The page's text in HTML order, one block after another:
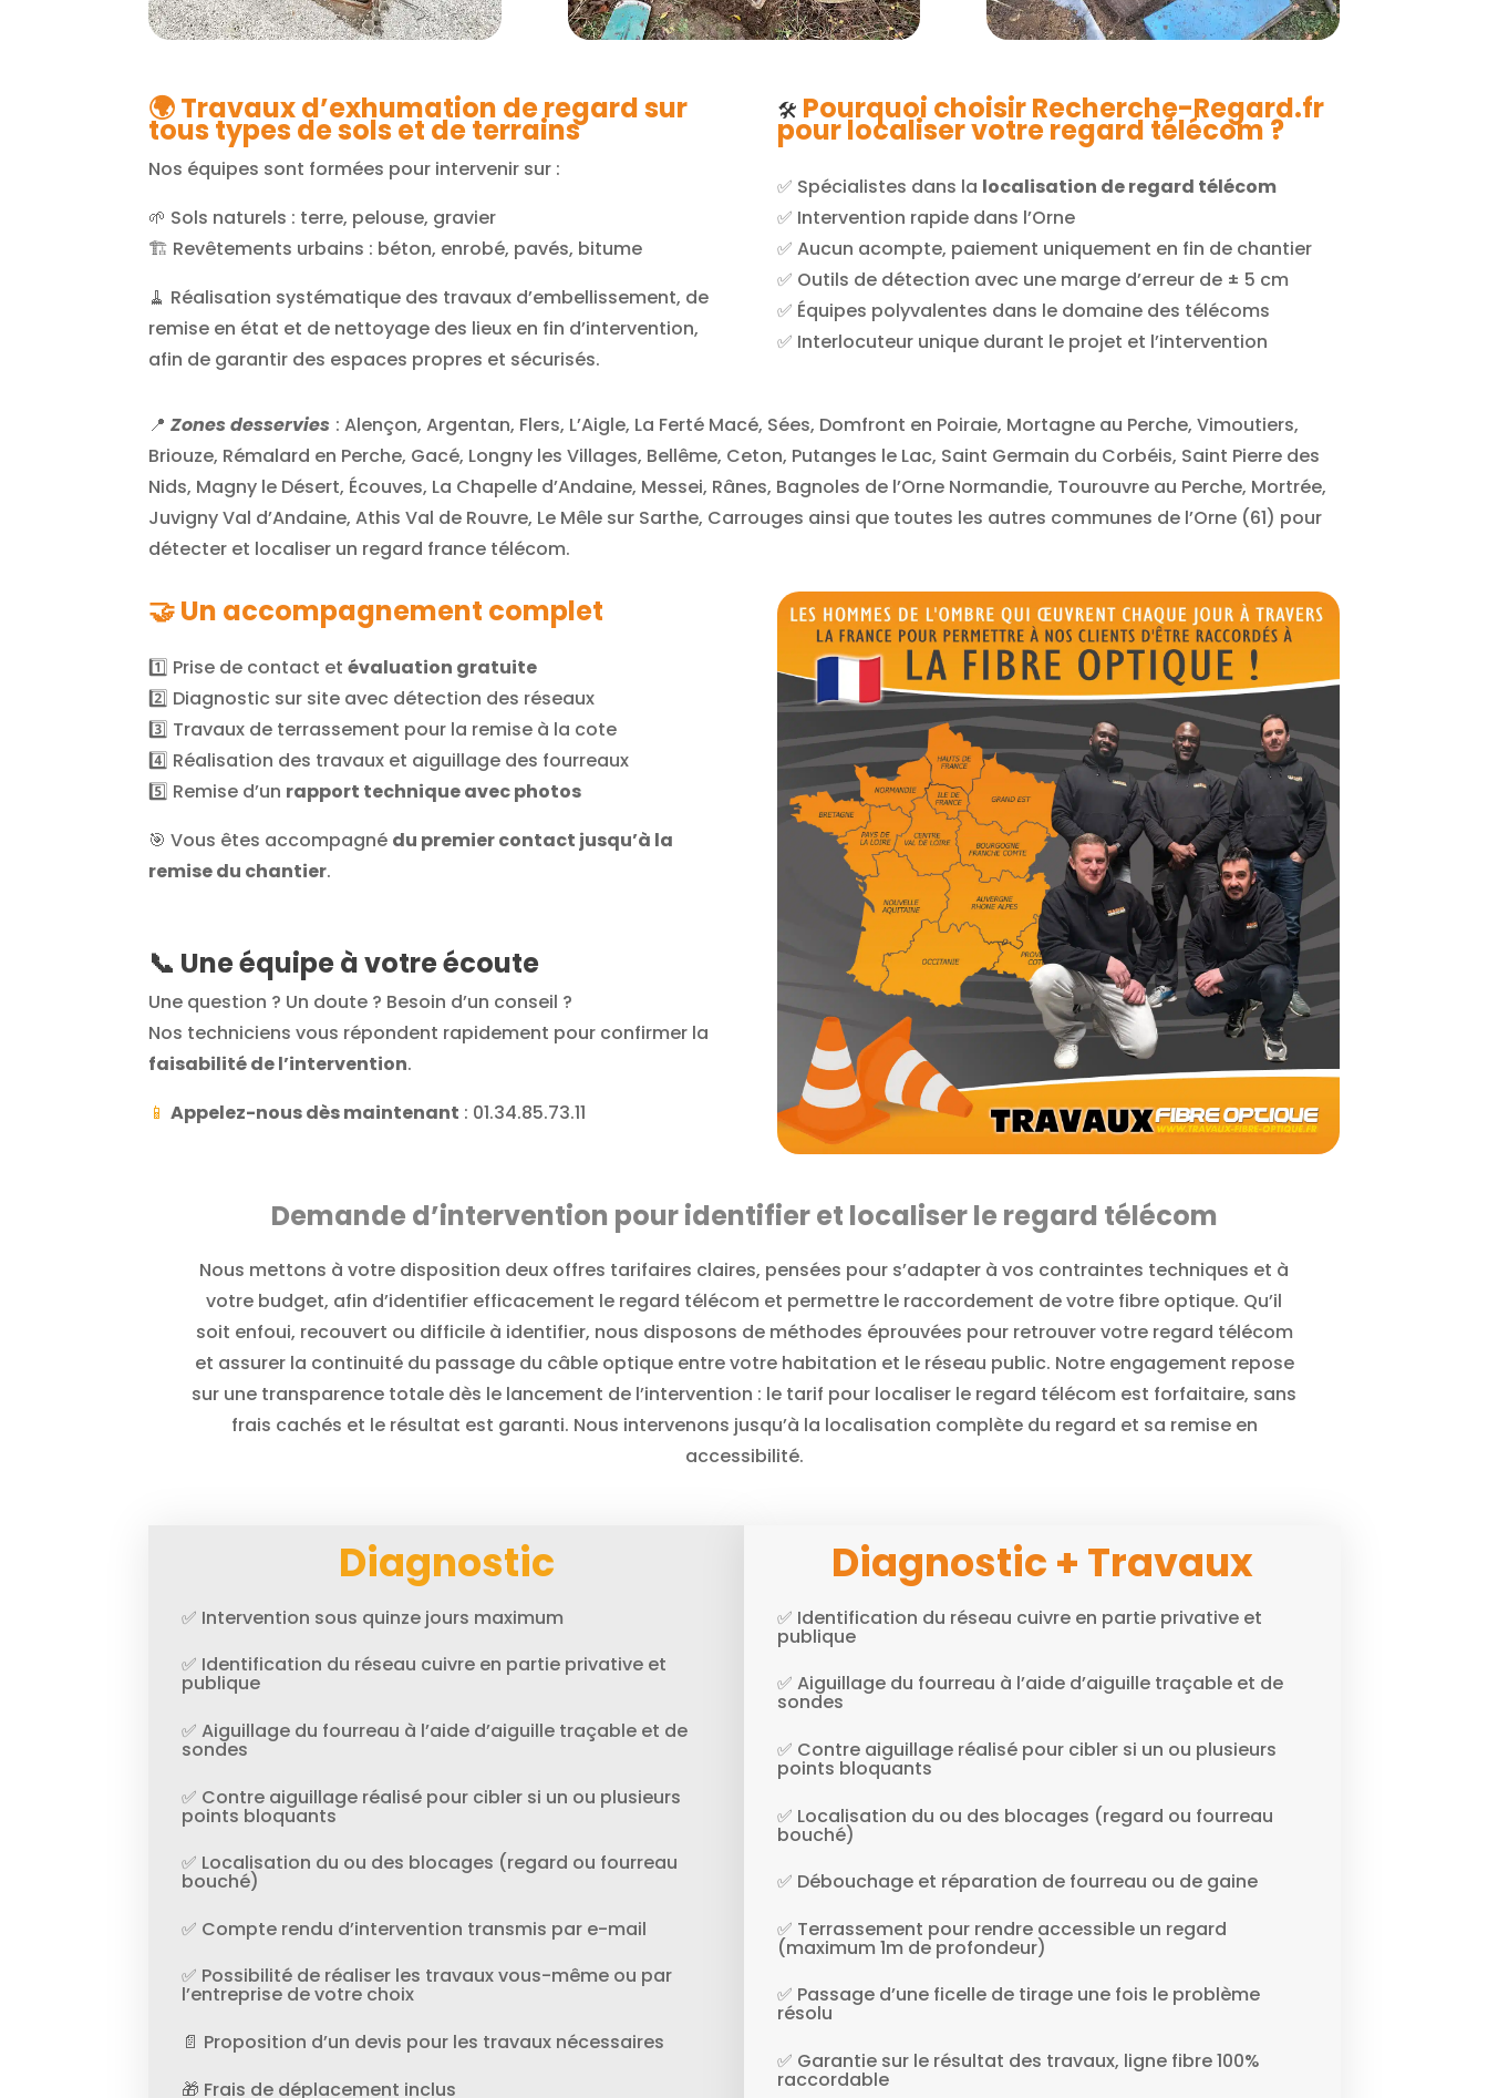
🌍Travaux d’exhumation de regard sur
tous types de sols et de terrains
Nos équipes sont formées pour intervenir sur :
🌱 Sols naturels : terre, pelouse, gravier
🏗️ Revêtements urbains : béton, enrobé, pavés, bitume
🧹 Réalisation systématique des travaux d’embellissement, de
remise en état et de nettoyage des lieux en fin d’intervention,
afin de garantir des espaces propres et sécurisés.
🛠️ Pourquoi choisir Recherche-Regard.fr
pour localiser votre regard télécom ?
✅ Spécialistes dans la localisation de regard télécom
✅ Intervention rapide dans l’Orne
✅ Aucun acompte, paiement uniquement en fin de chantier
✅ Outils de détection avec une marge d’erreur de ± 5 cm
✅ Équipes polyvalentes dans le domaine des télécoms
✅ Interlocuteur unique durant le projet et l’intervention
📍Zones desservies :Alençon, Argentan, Flers, L’Aigle, La Ferté Macé, Sées, Domfront en Poiraie, Mortagne au Perche, Vimoutiers,
Briouze, Rémalard en Perche, Gacé, Longny les Villages, Bellême, Ceton, Putanges le Lac, Saint Germain du Corbéis, Saint Pierre des
Nids, Magny le Désert, Écouves, La Chapelle d’Andaine, Messei, Rânes, Bagnoles de l’Orne Normandie, Tourouvre au Perche, Mortrée,
Juvigny Val d’Andaine, Athis Val de Rouvre, Le Mêle sur Sarthe, Carrouges ainsi que toutes les autres communes de l’Orne (61) pour
détecter et localiser un regard france télécom.
🤝Un accompagnement complet
1️⃣ Prise de contact etévaluation gratuite
2️⃣ Diagnostic sur site avec détection des réseaux
3️⃣ Travaux de terrassement pour la remise à la cote
4️⃣ Réalisation des travaux et aiguillage des fourreaux
5️⃣ Remise d’un rapport technique avec photos
🎯 Vous êtes accompagné du premier contact jusqu’à la
remise du chantier.
📞 Une équipe à votre écoute
Une question ? Un doute ? Besoin d’un conseil ?
Nos techniciens vous répondent rapidement pour confirmer la
faisabilité de l’intervention.
📱Appelez-nous dès maintenant : 01.34.85.73.11
Demande d’intervention pour identifier et localiser le regard télécom
Nous mettons à votre disposition deux offres tarifaires claires, pensées pour s’adapter à vos contraintes techniques et à
votre budget, afin d’identifier efficacement le regard télécom et permettre le raccordement de votre fibre optique. Qu’il
soit enfoui, recouvert ou difficile à identifier, nous disposons de méthodes éprouvées pour retrouver votre regard télécom
et assurer la continuité du passage du câble optique entre votre habitation et le réseau public. Notre engagement repose
sur une transparence totale dès le lancement de l’intervention : le tarif pour localiser le regard télécom est forfaitaire, sans
frais cachés et le résultat est garanti. Nous intervenons jusqu’à la localisation complète du regard et sa remise en
accessibilité.
Diagnostic
✅ Intervention sous quinze jours maximum
✅ Identification du réseau cuivre en partie privative et
publique
✅ Aiguillage du fourreau à l’aide d’aiguille traçable et de
sondes
✅ Contre aiguillage réalisé pour cibler si un ou plusieurs
points bloquants
✅ Localisation du ou des blocages (regard ou fourreau
bouché)
✅ Compte rendu d’intervention transmis par e-mail
✅ Possibilité de réaliser les travaux vous-même ou par
l’entreprise de votre choix
📄 Proposition d’un devis pour les travaux nécessaires
🎁 Frais de déplacement inclus
Diagnostic + Travaux
✅ Identification du réseau cuivre en partie privative et
publique
✅ Aiguillage du fourreau à l’aide d’aiguille traçable et de
sondes
✅ Contre aiguillage réalisé pour cibler si un ou plusieurs
points bloquants
✅ Localisation du ou des blocages (regard ou fourreau
bouché)
✅ Débouchage et réparation de fourreau ou de gaine
✅ Terrassement pour rendre accessible un regard
(maximum 1m de profondeur)
✅ Passage d’une ficelle de tirage une fois le problème
résolu
✅ Garantie sur le résultat des travaux, ligne fibre 100%
raccordable